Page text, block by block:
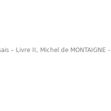
– Livre II, Michel de